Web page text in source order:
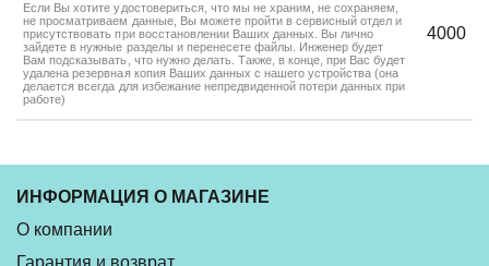
Если Вы хотите удостовериться, что мы не храним, не сохраняем,
не просматриваем данные, Вы можете пройти в сервисный отдел и
присутствовать при восстановлении Ваших данных. Вы лично
зайдете в нужные разделы и перенесете файлы. Инженер будет
Вам подсказывать, что нужно делать. Также, в конце, при Вас будет
удалена резервная копия Ваших данных с нашего устройства (она
делается всегда для избежание непредвиденной потери данных при
работе)
4000
ИНФОРМАЦИЯ О МАГАЗИНЕ
О компании